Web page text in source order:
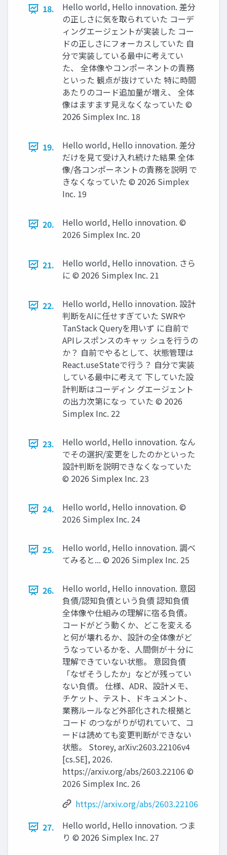
18.
Hello world, Hello innovation. 差分
の正しさに気を取られていた コーデ
ィングエージェントが実装した コー
ドの正しさにフォーカスしていた 自
分で実装している最中に考えてい
た、 全体像やコンポーネントの責務
といった 観点が抜けていた 特に時間
あたりのコード追加量が増え、 全体
像はますます見えなくなっていた ©️
2026 Simplex Inc. 18
19.
Hello world, Hello innovation. 差分
だけを見て受け入れ続けた結果 全体
像/各コンポーネントの責務を説明 で
きなくなっていた ©️ 2026 Simplex
Inc. 19
20.
Hello world, Hello innovation. ©️
2026 Simplex Inc. 20
21.
Hello world, Hello innovation. さら
に ©️ 2026 Simplex Inc. 21
22.
Hello world, Hello innovation. 設計
判断をAIに任せすぎていた SWRや
TanStack Queryを用いず に自前で
APIレスポンスのキャッ シュを行うの
か？ 自前でやるとして、状態管理は
React.useStateで行う？ 自分で実装
している最中に考えて 下していた設
計判断はコーディン グエージェント
の出力次第になっ ていた ©️ 2026
Simplex Inc. 22
23.
Hello world, Hello innovation. なん
でその選択/変更をしたのかといった
設計判断を説明できなくなっていた
©️ 2026 Simplex Inc. 23
24.
Hello world, Hello innovation. ©️
2026 Simplex Inc. 24
25.
Hello world, Hello innovation. 調べ
てみると... ©️ 2026 Simplex Inc. 25
26.
Hello world, Hello innovation. 意図
負債/認知負債という負債 認知負債
全体像や仕組みの理解に宿る負債。
コードがどう動くか、どこを変える
と何が壊れるか、設計の全体像がど
うなっているかを、人間側が十 分に
理解できていない状態。 意図負債
「なぜそうしたか」などが残ってい
ない負債。 仕様、ADR、設計メモ、
チケット、テスト、ドキュメント、
業務ルールなど外部化された根拠と
コード のつながりが切れていて、コ
ードは読めても変更判断ができない
状態。 Storey, arXiv:2603.22106v4
[cs.SE], 2026.
https://arxiv.org/abs/2603.22106 ©️
2026 Simplex Inc. 26
https://arxiv.org/abs/2603.22106
27.
Hello world, Hello innovation. つま
り ©️ 2026 Simplex Inc. 27